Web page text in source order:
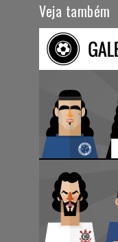
Veja também